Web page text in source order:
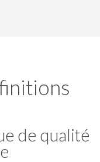
de qualité